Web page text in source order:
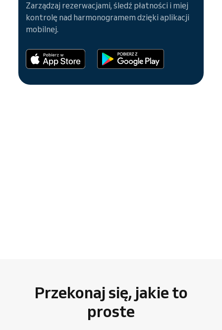
Zarządzaj rezerwacjami, śledź płatności i miej
kontrolę nad harmonogramem dzięki aplikacji
mobilnej.
Przekonaj się, jakie to
proste